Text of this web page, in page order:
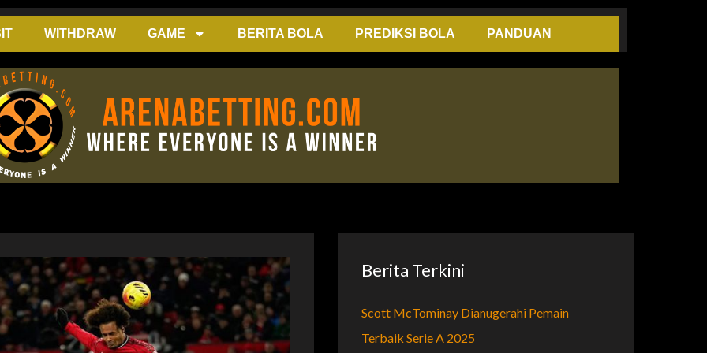
WITHDRAW GAME BERITA BOLA PREDIKSI BOLA PANDUAN
Berita Terkini
Scott McTominay Dianugerahi Pemain
Terbaik Serie A 2025